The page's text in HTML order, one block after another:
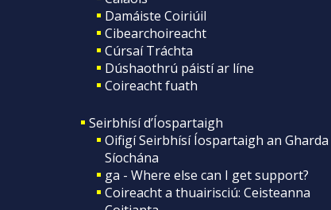
Damáiste Coiriúil
Cibearchoireacht
Cúrsaí Tráchta
Dúshaothrú páistí ar líne
Coireacht fuath
Seirbhísí d’Íospartaigh
Oifigí Seirbhísí Íospartaigh an Gharda
Síochána
ga - Where else can I get support?
Coireacht a thuairisciú: Ceisteanna